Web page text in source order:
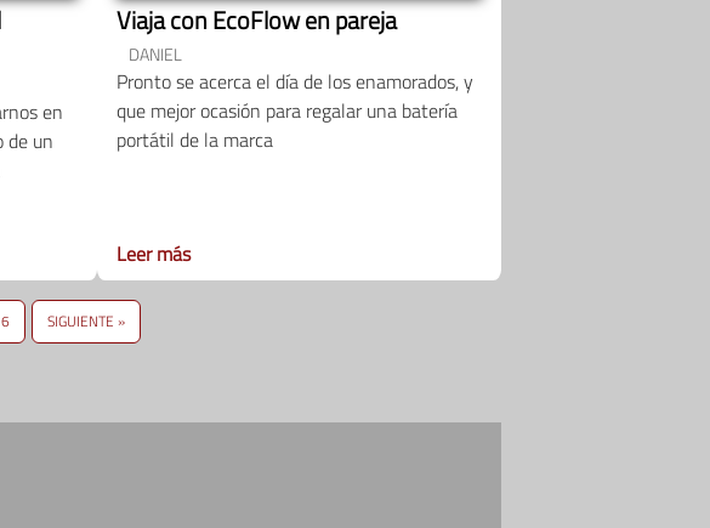
en
de un
Viaja con EcoFlow en pareja
DANIEL
Pronto se acerca el día de los enamorados, y
que mejor ocasión para regalar una batería
portátil de la marca
Leer más
6 SIGUIENTE »